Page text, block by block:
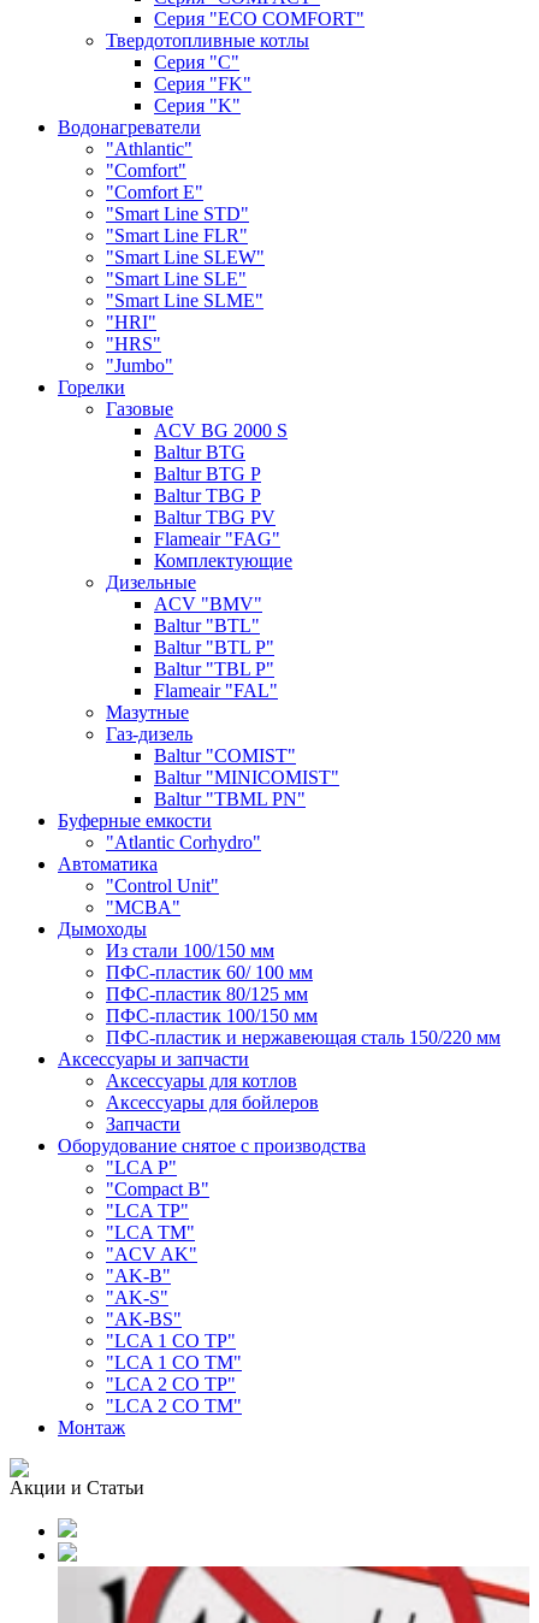
Серия "ECO COMFORT"
Твердотопливные котлы
Серия "C"
Серия "FK"
Серия "K"
Водонагреватели
"Athlantic"
"Comfort"
"Comfort E"
"Smart Line STD"
"Smart Line FLR"
"Smart Line SLEW"
"Smart Line SLE"
"Smart Line SLME"
"HRI"
"HRS"
"Jumbo"
Горелки
Газовые
ACV BG 2000 S
Baltur BTG
Baltur BTG P
Baltur TBG P
Baltur TBG PV
Flameair "FAG"
Комплектующие
Дизельные
ACV "BMV"
Baltur "BTL"
Baltur "BTL P"
Baltur "TBL P"
Flameair "FAL"
Мазутные
Газ-дизель
Baltur "COMIST"
Baltur "MINICOMIST"
Baltur "TBML PN"
Буферные емкости
"Atlantic Corhydro"
Автоматика
"Control Unit"
"MCBA"
Дымоходы
Из стали 100/150 мм
ПФС-пластик 60/ 100 мм
ПФС-пластик 80/125 мм
ПФС-пластик 100/150 мм
ПФС-пластик и нержавеющая сталь 150/220 мм
Аксессуары и запчасти
Аксессуары для котлов
Аксессуары для бойлеров
Запчасти
Оборудование снятое с производства
"LCA P"
"Compact B"
"LCA TP"
"LCA TM"
"ACV AK"
"AK-B"
"AK-S"
"AK-BS"
"LCA 1 CO TP"
"LCA 1 CO TM"
"LCA 2 CO TP"
"LCA 2 CO TM"
Монтаж
Акции и Статьи